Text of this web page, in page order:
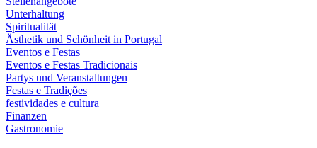
Unterhaltung
Spiritualität
Ästhetik und Schönheit in Portugal
Eventos e Festas
Eventos e Festas Tradicionais
Partys und Veranstaltungen
Festas e Tradições
festividades e cultura
Finanzen
Gastronomie